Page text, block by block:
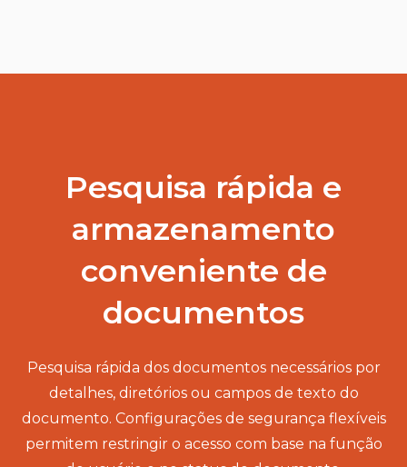
Pesquisa rápida e
armazenamento
conveniente de
documentos
Pesquisa rápida dos documentos necessários por
detalhes, diretórios ou campos de texto do
documento. Configurações de segurança flexíveis
permitem restringir o acesso com base na função